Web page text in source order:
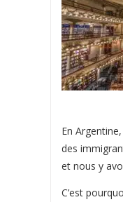
En
des
et nous y
C’est